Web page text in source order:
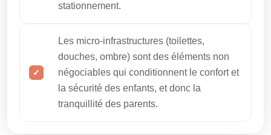
stationnement.
Les micro-infrastructures (toilettes,
douches, ombre) sont des éléments non
négociables qui conditionnent le confort et
la sécurité des enfants, et donc la
tranquillité des parents.